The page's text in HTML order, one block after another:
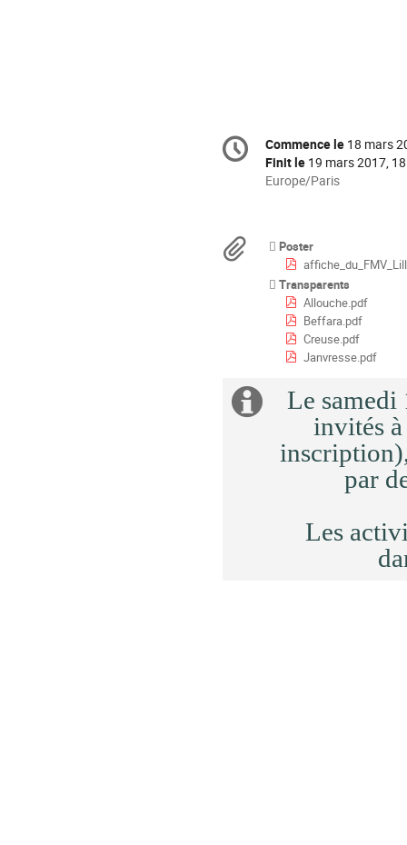
Information
de
Date/Heure
Commence le 18 mars
Finit le 19 mars 2017,
Toutes
en
Europe/Paris
Europe/Paris
Documents
Poster
Transparents
Allouche.pdf
Beffara.pdf
Creuse.pdf
Janvresse.pdf
Information
Le samedi
invités
par
Les